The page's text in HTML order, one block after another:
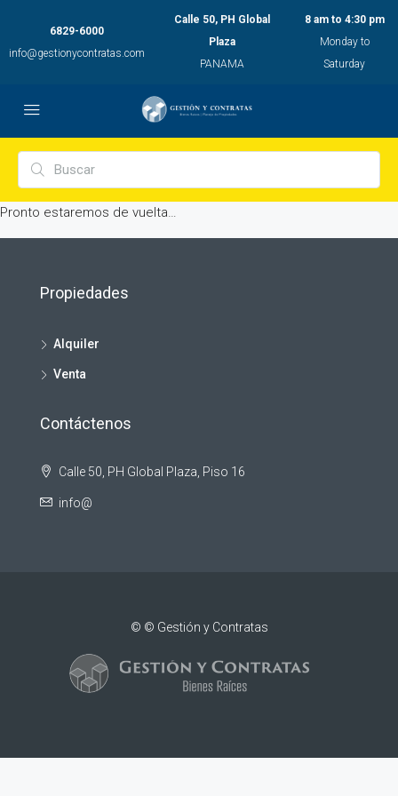
6829-6000
info@gestionycontratas.com
Calle 50, PH Global
Plaza
PANAMA
8 am to 4:30 pm
Monday to
Saturday
Pronto estaremos de vuelta…
Propiedades
Alquiler
Venta
Contáctenos
Calle 50, PH Global Plaza, Piso 16
info@
© © Gestión y Contratas